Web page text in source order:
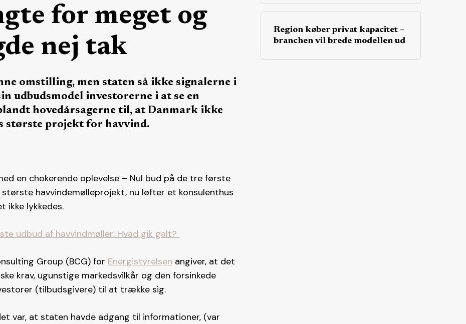
for meget og
nej tak
omstilling, men staten så ikke signalerne i
udbudsmodel investorerne i at se en
hovedårsagerne til, at Danmark ikke
største projekt for havvind.
en chokerende oplevelse – Nul bud på de tre første
havvindemølleprojekt, nu løfter et konsulenthus
ikke lykkedes.
udbud af havvindmøller: Hvad gik galt?
Group (BCG) for Energistyrelsen angiver, at det
krav, ugunstige markedsvilkår og den forsinkede
(tilbudsgivere) til at trække sig.
var, at staten havde adgang til informationer, (var
Region køber privat kapacitet –
branchen vil brede modellen ud